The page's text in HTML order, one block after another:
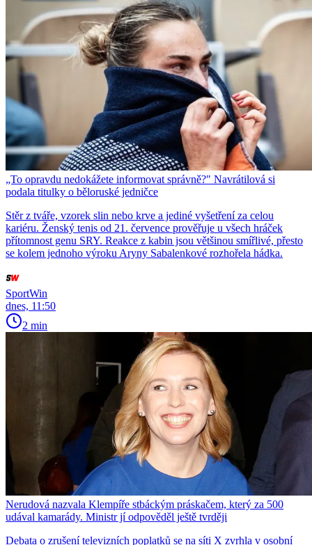
„To opravdu nedokážete informovat správně?" Navrátilová si
podala titulky o běloruské jedničce
Stěr z tváře, vzorek slin nebo krve a jediné vyšetření za celou
kariéru. Ženský tenis od 21. července prověřuje u všech hráček
přítomnost genu SRY. Reakce z kabin jsou většinou smířlivé, přesto
se kolem jednoho výroku Aryny Sabalenkové rozhořela hádka.
SportWin
dnes, 11:50
2 min
Nerudová nazvala Klempíře stbáckým práskačem, který za 500
udával kamarády. Ministr jí odpověděl ještě tvrději
Debata o zrušení televizních poplatků se na síti X zvrhla v osobní